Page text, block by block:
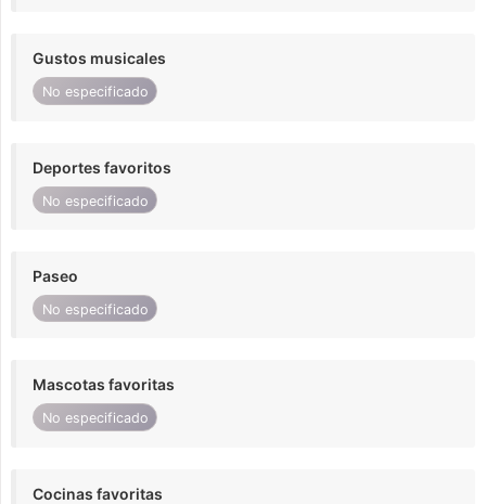
Gustos musicales
No especificado
Deportes favoritos
No especificado
Paseo
No especificado
Mascotas favoritas
No especificado
Cocinas favoritas